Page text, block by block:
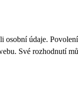
údaje.
Své rozhodnutí